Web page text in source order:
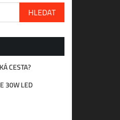
HLEDAT
CESTA?
30W LED